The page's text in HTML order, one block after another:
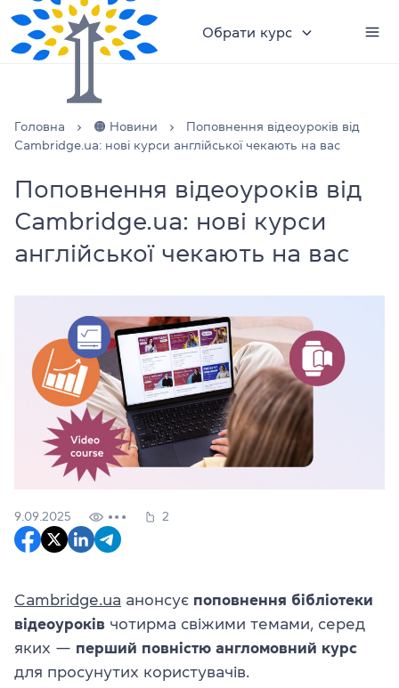
Обрати курс
Головна 🟠 Новини
Поповнення відеоуроків від
Cambridge.ua: нові курси англійської чекають на вас
Поповнення відеоуроків від
Cambridge.ua: нові курси
англійської чекають на вас
9.09.2025 2
Cambridge.ua анонсує поповнення бібліотеки
відеоуроків чотирма свіжими темами, серед
яких — перший повністю англомовний курс
для просунутих користувачів.